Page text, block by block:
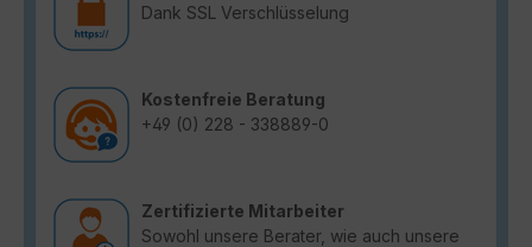
Dank SSL Verschlüsselung
Kostenfreie Beratung
+49 (0) 228 - 338889-0
Zertifizierte Mitarbeiter
Sowohl unsere Berater, wie auch unsere